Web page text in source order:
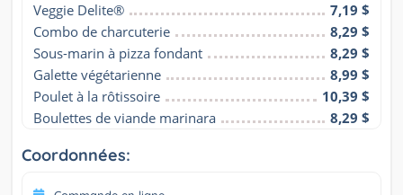
Veggie Delite®
7,19 $
Combo de charcuterie
8,29 $
Sous-marin à pizza fondant
8,29 $
Galette végétarienne
8,99 $
Poulet à la rôtissoire
10,39 $
Boulettes de viande marinara
8,29 $
Coordonnées: